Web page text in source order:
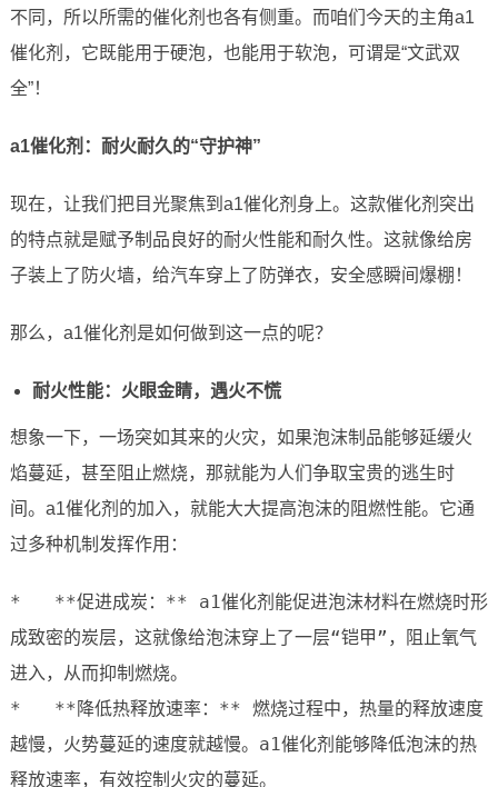
不同，所以所需的催化剂也各有侧重。而咱们今天的主角a1
催化剂，它既能用于硬泡，也能用于软泡，可谓是“文武双
全”！
a1催化剂：耐火耐久的“守护神”
现在，让我们把目光聚焦到a1催化剂身上。这款催化剂突出
的特点就是赋予制品良好的耐火性能和耐久性。这就像给房
子装上了防火墙，给汽车穿上了防弹衣，安全感瞬间爆棚！
那么，a1催化剂是如何做到这一点的呢？
耐火性能：火眼金睛，遇火不慌
想象一下，一场突如其来的火灾，如果泡沫制品能够延缓火
焰蔓延，甚至阻止燃烧，那就能为人们争取宝贵的逃生时
间。a1催化剂的加入，就能大大提高泡沫的阻燃性能。它通
过多种机制发挥作用：
*   **促进成炭：** a1催化剂能促进泡沫材料在燃烧时形
成致密的炭层，这就像给泡沫穿上了一层“铠甲”，阻止氧气
进入，从而抑制燃烧。
*   **降低热释放速率：** 燃烧过程中，热量的释放速度
越慢，火势蔓延的速度就越慢。a1催化剂能够降低泡沫的热
释放速率，有效控制火灾的蔓延。